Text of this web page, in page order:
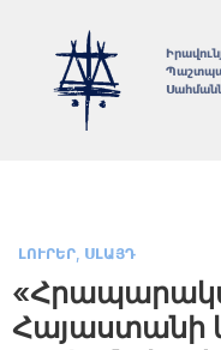
ԼՈՒՐԵՐ, ՍԼԱՅԴ
Հայաստանի